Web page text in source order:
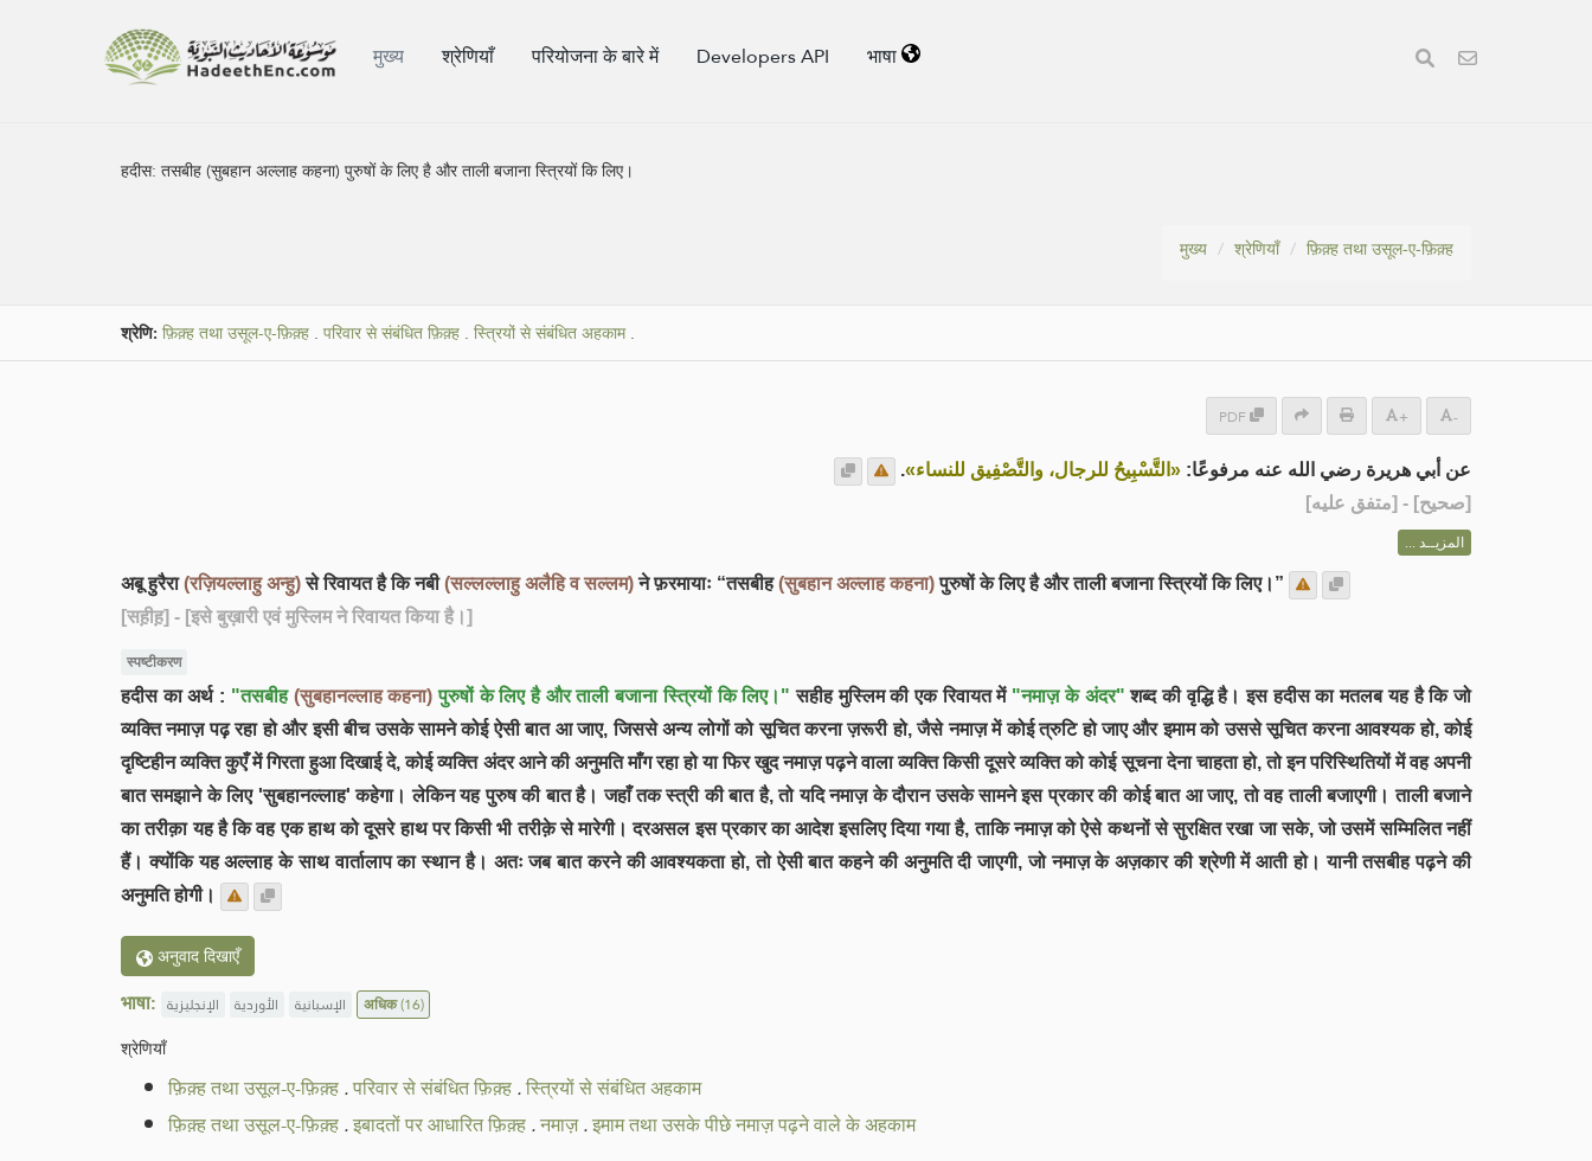
मुख्य श्रेणियाँ परियोजना के बारे में Developers API भाषा
हदीस:तसबीह (सुबहान अल्लाह कहना) पुरुषों के लिए है और ताली बजाना स्त्रियों कि लिए।
मुख्य श्रेणियाँ फ़िक़्ह तथा उसूल-ए-फ़िक़्ह
श्रेणि: फ़िक़्ह तथा उसूल-ए-फ़िक़्ह . परिवार से संबंधित फ़िक़्ह . स्त्रियों से संबंधित अहकाम.
PDF + -
عن أبي هريرة رضي الله عنه مرفوعًا: «التَّسْبِيحُ للرجال، والتَّصْفِيق للنساء».
[صحيح] - [متفق عليه]
المزيــد ...
अबू हुरैरा(रज़ियल्लाहु अन्हु)से रिवायत है कि नबी(सल्लल्लाहु अलैहि व सल्लम)ने फ़रमायाः “तसबीह(सुबहान अल्लाह कहना)पुरुषों के लिए है और ताली बजाना स्त्रियों कि लिए।”
[सह़ीह़] - [इसे बुख़ारी एवं मुस्लिम ने रिवायत किया है।]
स्पष्टीकरण
हदीस का अर्थ : "तसबीह (सुबहानल्लाह कहना) पुरुषों के लिए है और ताली बजाना स्त्रियों कि लिए।" सहीह मुस्लिम की एक रिवायत में "नमाज़ के अंदर" शब्द की वृद्धि है। इस हदीस का मतलब यह है कि जो
व्यक्ति नमाज़ पढ़ रहा हो और इसी बीच उसके सामने कोई ऐसी बात आ जाए, जिससे अन्य लोगों को सूचित करना ज़रूरी हो, जैसे नमाज़ में कोई त्रुटि हो जाए और इमाम को उससे सूचित करना आवश्यक हो, कोई
दृष्टिहीन व्यक्ति कुएँ में गिरता हुआ दिखाई दे, कोई व्यक्ति अंदर आने की अनुमति माँग रहा हो या फिर खुद नमाज़ पढ़ने वाला व्यक्ति किसी दूसरे व्यक्ति को कोई सूचना देना चाहता हो, तो इन परिस्थितियों में वह अपनी
बात समझाने के लिए 'सुबहानल्लाह' कहेगा। लेकिन यह पुरुष की बात है। जहाँ तक स्त्री की बात है, तो यदि नमाज़ के दौरान उसके सामने इस प्रकार की कोई बात आ जाए, तो वह ताली बजाएगी। ताली बजाने
का तरीक़ा यह है कि वह एक हाथ को दूसरे हाथ पर किसी भी तरीक़े से मारेगी। दरअसल इस प्रकार का आदेश इसलिए दिया गया है, ताकि नमाज़ को ऐसे कथनों से सुरक्षित रखा जा सके, जो उसमें सम्मिलित नहीं
हैं। क्योंकि यह अल्लाह के साथ वार्तालाप का स्थान है। अतः जब बात करने की आवश्यकता हो, तो ऐसी बात कहने की अनुमति दी जाएगी, जो नमाज़ के अज़कार की श्रेणी में आती हो। यानी तसबीह पढ़ने की
अनुमति होगी।
अनुवाद दिखाएँ
भाषा: الإنجليزية الأوردية الإسبانية अधिक(16)
श्रेणियाँ
फ़िक़्ह तथा उसूल-ए-फ़िक़्ह.परिवार से संबंधित फ़िक़्ह.स्त्रियों से संबंधित अहकाम
फ़िक़्ह तथा उसूल-ए-फ़िक़्ह.इबादतों पर आधारित फ़िक़्ह.नमाज़.इमाम तथा उसके पीछे नमाज़ पढ़ने वाले के अहकाम